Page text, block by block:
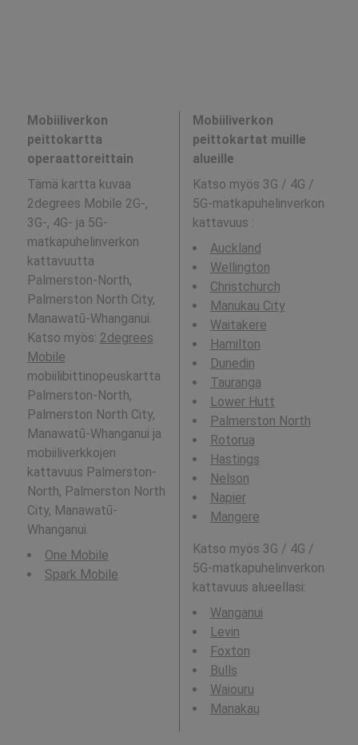
Mobiiliverkon
peittokartta
operaattoreittain
Tämä kartta kuvaa
2degrees Mobile 2G-,
3G-, 4G- ja 5G-
matkapuhelinverkon
kattavuutta
Palmerston-North,
Palmerston North City,
Manawatū-Whanganui.
Katso myös: 2degrees
Mobile
mobiilibittinopeuskartta
Palmerston-North,
Palmerston North City,
Manawatū-Whanganui ja
mobiiliverkkojen
kattavuus Palmerston-
North, Palmerston North
City, Manawatū-
Whanganui.
One Mobile
Spark Mobile
Mobiiliverkon
peittokartat muille
alueille
Katso myös 3G / 4G /
5G-matkapuhelinverkon
kattavuus :
Auckland
Wellington
Christchurch
Manukau City
Waitakere
Hamilton
Dunedin
Tauranga
Lower Hutt
Palmerston North
Rotorua
Hastings
Nelson
Napier
Mangere
Katso myös 3G / 4G /
5G-matkapuhelinverkon
kattavuus alueellasi:
Wanganui
Levin
Foxton
Bulls
Waiouru
Manakau